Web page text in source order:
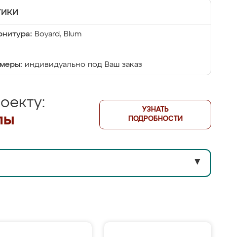
Boyard, Blum
индивидуально под Ваш заказ
УЗНАТЬ
ПОДРОБНОСТИ
▼